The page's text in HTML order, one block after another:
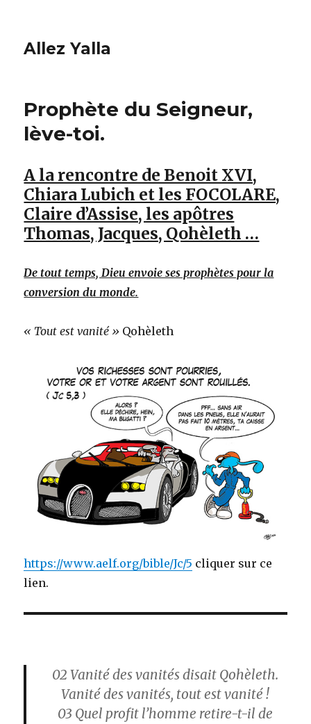
Allez Yalla
Prophète du Seigneur,
lève-toi.
A la rencontre de Benoit XVI,
Chiara Lubich et les FOCOLARE,
Claire d’Assise, les apôtres
Thomas, Jacques, Qohèleth …
De tout temps, Dieu envoie ses prophètes pour la
conversion du monde.
« Tout est vanité » Qohèleth
https://www.aelf.org/bible/Jc/5 cliquer sur ce
lien.
02 Vanité des vanités disait Qohèleth.
Vanité des vanités, tout est vanité !
03 Quel profit l’homme retire-t-il de